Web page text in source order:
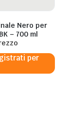
Nero per
– 700 ml
per